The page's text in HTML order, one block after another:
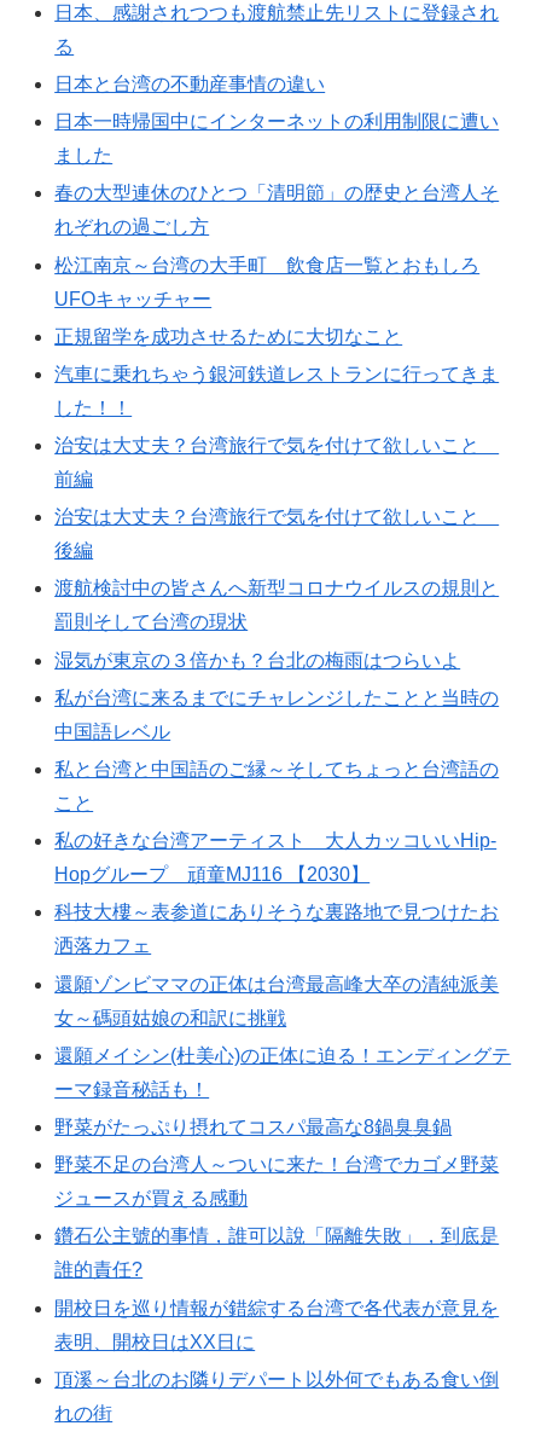
日本、感謝されつつも渡航禁止先リストに登録され
る
日本と台湾の不動産事情の違い
日本一時帰国中にインターネットの利用制限に遭い
ました
春の大型連休のひとつ「清明節」の歴史と台湾人そ
れぞれの過ごし方
松江南京～台湾の大手町 飲食店一覧とおもしろ
UFOキャッチャー
正規留学を成功させるために大切なこと
汽車に乗れちゃう銀河鉄道レストランに行ってきま
した！！
治安は大丈夫？台湾旅行で気を付けて欲しいこと
前編
治安は大丈夫？台湾旅行で気を付けて欲しいこと
後編
渡航検討中の皆さんへ新型コロナウイルスの規則と
罰則そして台湾の現状
湿気が東京の３倍かも？台北の梅雨はつらいよ
私が台湾に来るまでにチャレンジしたことと当時の
中国語レベル
私と台湾と中国語のご縁～そしてちょっと台湾語の
こと
私の好きな台湾アーティスト 大人カッコいいHip-
Hopグループ 頑童MJ116 【2030】
科技大樓～表参道にありそうな裏路地で見つけたお
洒落カフェ
還願ゾンビママの正体は台湾最高峰大卒の清純派美
女～碼頭姑娘の和訳に挑戦
還願メイシン(杜美心)の正体に迫る！エンディングテ
ーマ録音秘話も！
野菜がたっぷり摂れてコスパ最高な8鍋臭臭鍋
野菜不足の台湾人～ついに来た！台湾でカゴメ野菜
ジュースが買える感動
鑽石公主號的事情，誰可以說「隔離失敗」，到底是
誰的責任?
開校日を巡り情報が錯綜する台湾で各代表が意見を
表明、開校日はXX日に
頂溪～台北のお隣りデパート以外何でもある食い倒
れの街